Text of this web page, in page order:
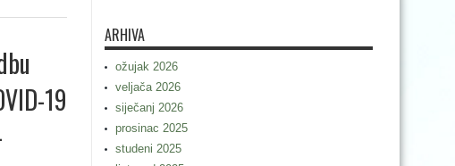
19
ARHIVA
ožujak 2026
veljača 2026
siječanj 2026
prosinac 2025
studeni 2025